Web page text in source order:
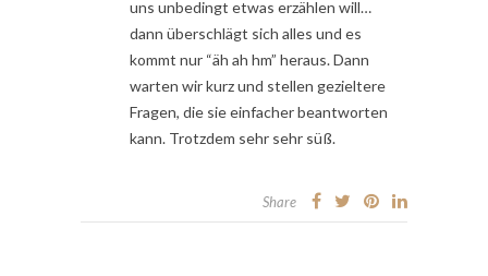
uns unbedingt etwas erzählen will…
dann überschlägt sich alles und es
kommt nur “äh ah hm” heraus. Dann
warten wir kurz und stellen gezieltere
Fragen, die sie einfacher beantworten
kann. Trotzdem sehr sehr süß.
Share